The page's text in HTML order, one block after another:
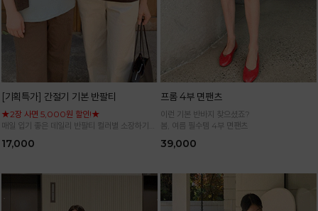
[기획특가] 간절기 기본 반팔티
★2장 사면 5,000원 할인!★
매일 입기 좋은 데일리 반팔티 컬러별 소장하기
17,000
프롬 4부 면팬츠
이런 기본 반바지 찾으셨죠?
봄, 여름 필수템 4부 면팬츠
39,000